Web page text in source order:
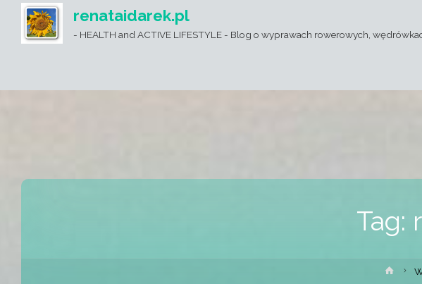
renataidarek.pl
- HEALTH and ACTIVE LIFESTYLE - Blog o wyprawach rowerowych,
Tag: